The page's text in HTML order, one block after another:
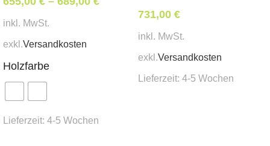
Höhe: 76,5 cm
Material der Tischplatte : MDF, Eschenfurnier
Material der Beine
inkl. MwSt.
exkl.Versandkosten
Holzfarbe
Lieferzeit: 4-5 Wochen
731,00 €
inkl. MwSt.
exkl.Versandkosten
Lieferzeit: 4-5 Wochen